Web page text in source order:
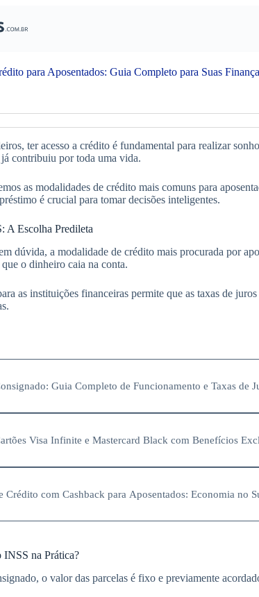
para Aposentados: Guia Completo para Suas
ter acesso a crédito é fundamental para realizar
contribuiu por toda uma vida.
as modalidades de crédito mais comuns para
é crucial para tomar decisões inteligentes.
A Escolha Predileta
dúvida, a modalidade de crédito mais procurada por
o dinheiro caia na conta.
as instituições financeiras permite que as taxas de
Guia Completo de Funcionamento e Taxas de
Visa Infinite e Mastercard Black com Benefícios
Crédito com Cashback para Aposentados: Economia no
na Prática?
o valor das parcelas é fixo e previamente